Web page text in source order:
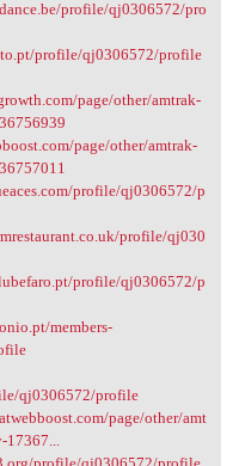
profile/qj0306572/pro
profile/qj0306572/profile
page/other/amtrak-
page/other/amtrak-
profile/qj0306572/p
profile/qj030
profile/qj0306572/p
members-
qj0306572/profile
page/other/amt
17367...